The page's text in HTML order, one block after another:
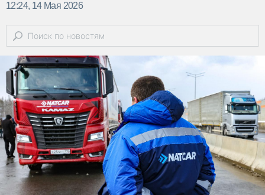
12:24, 14 Мая 2026